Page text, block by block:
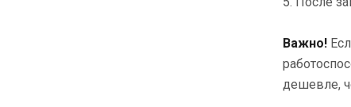
Важно!
дешевле,